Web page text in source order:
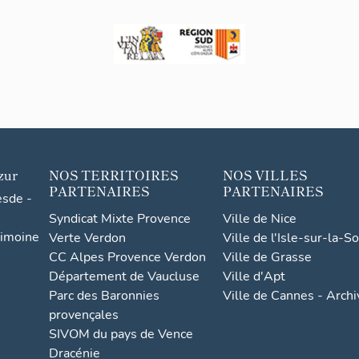
-
NOS TERRITOIRES
PARTENAIRES
Syndicat Mixte Provence
Verte Verdon
CC Alpes Provence Verdon
Département de Vaucluse
Parc des Baronnies
provençales
SIVOM du pays de Vence
Dracénie
NOS VILLES
PARTENAIRES
Ville de Nice
Ville de l'Isle-sur-la-
Ville de Grasse
Ville d'Apt
Ville de Cannes -